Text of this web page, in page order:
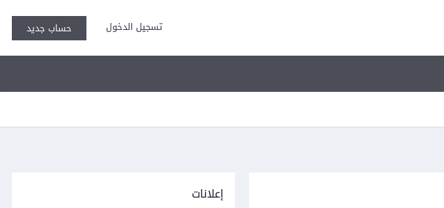
تسجيل الدخول حساب جديد
إعلانات